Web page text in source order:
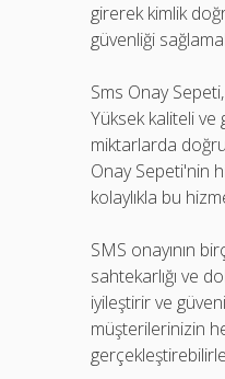
girerek kimlik
güvenliği
Sms Onay
Yüksek kaliteli ve
miktarlarda
Onay Sepeti'nin
kolaylıkla bu
SMS onayının
sahtekarlığı ve
iyileştirir ve
müşterilerinizin